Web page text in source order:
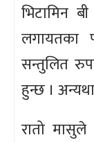
भिटामिन
सन्तुलित
हुन्छ ।
रातो मासुले